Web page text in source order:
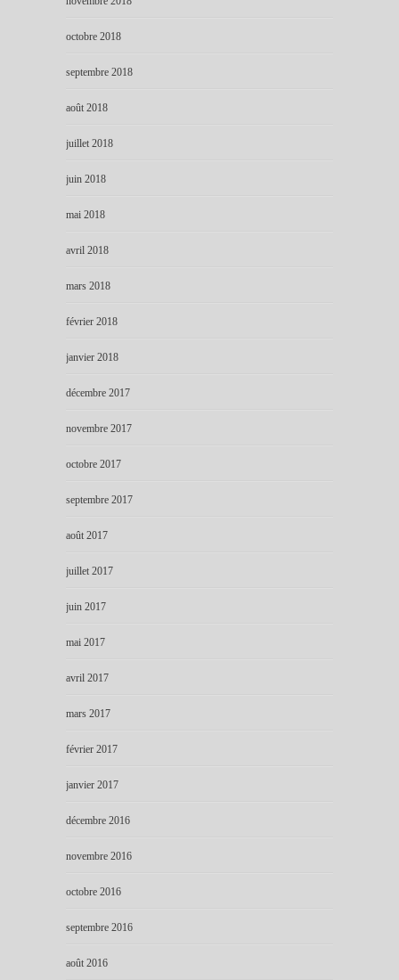
octobre 2018
septembre 2018
août 2018
juillet 2018
juin 2018
mai 2018
avril 2018
mars 2018
février 2018
janvier 2018
décembre 2017
novembre 2017
octobre 2017
septembre 2017
août 2017
juillet 2017
juin 2017
mai 2017
avril 2017
mars 2017
février 2017
janvier 2017
décembre 2016
novembre 2016
octobre 2016
septembre 2016
août 2016